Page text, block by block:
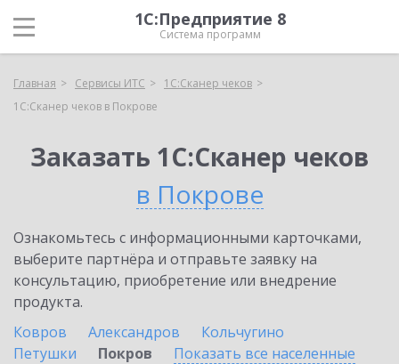
1С:Предприятие 8
Система программ
Главная Сервисы ИТС
1С:Сканер чеков
1С:Сканер чеков в Покрове
Заказать 1С:Сканер чеков
в Покрове
Ознакомьтесь с информационными карточками,
выберите партнёра и отправьте заявку на
консультацию, приобретение или внедрение
продукта.
Ковров
Александров
Кольчугино
Петушки
Покров
Показать все населенные